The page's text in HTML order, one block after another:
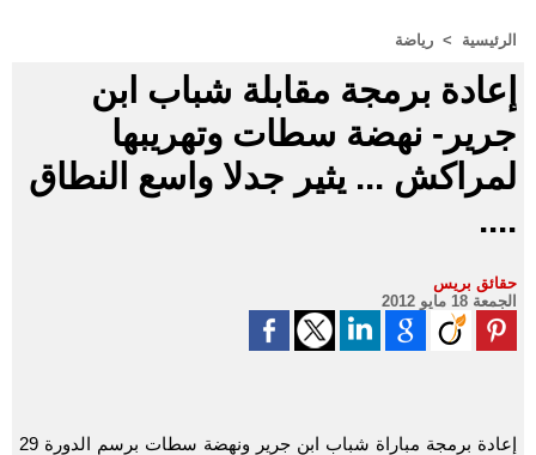
الرئيسية > رياضة
إعادة برمجة مقابلة شباب ابن
جرير- نهضة سطات وتهريبها
لمراكش ... يثير جدلا واسع النطاق
....
حقائق بريس
الجمعة 18 مايو 2012
إعادة برمجة مباراة شباب ابن جرير ونهضة سطات برسم الدورة 29